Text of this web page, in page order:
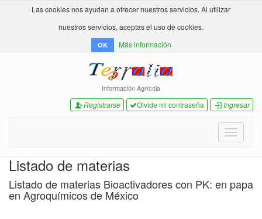
Las cookies nos ayudan a ofrecer nuestros servicios. Al utilizar
nuestros servicios, aceptas el uso de cookies.
OK Más información
Información Agrícola
Registrarse Olvide mi contraseña Ingresar
Toggle
Listado de materias
Listado de materias Bioactivadores con PK: en papa
en Agroquímicos de México